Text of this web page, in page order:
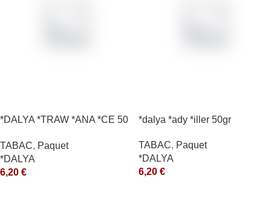
*DALYA *TRAW *ANA *CE 50
TABAC, Paquet
*DALYA
6,20 €
*dalya *ady *iller 50gr
TABAC, Paquet
*DALYA
6,20 €